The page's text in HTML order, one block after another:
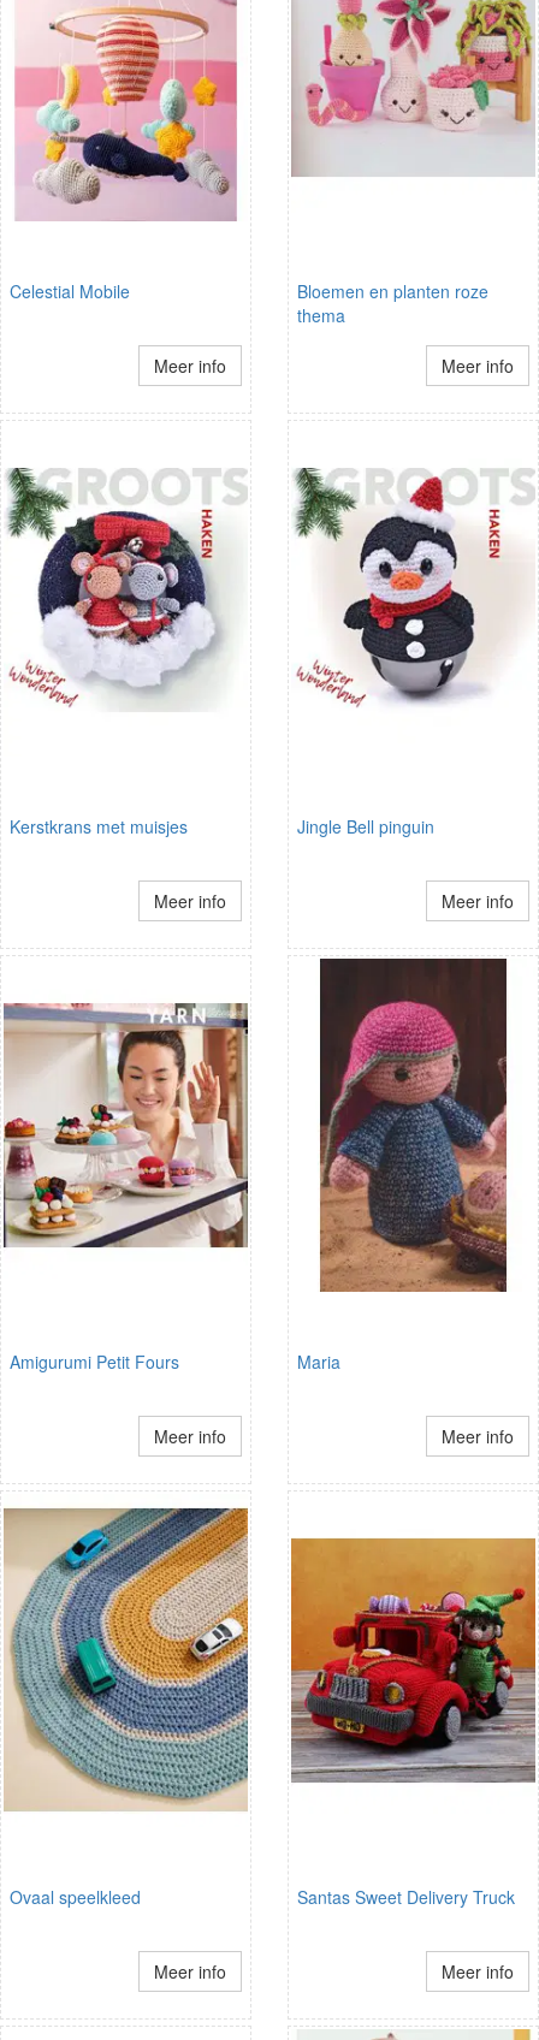
Celestial Mobile
Meer info
Bloemen en planten roze
thema
Meer info
Kerstkrans met muisjes
Meer info
Jingle Bell pinguin
Meer info
Amigurumi Petit Fours
Meer info
Maria
Meer info
Ovaal speelkleed
Meer info
Santas Sweet Delivery Truck
Meer info